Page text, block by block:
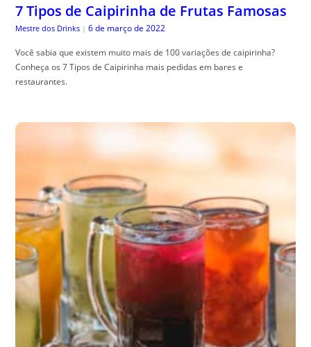
7 Tipos de Caipirinha de Frutas Famosas
Mestre dos Drinks | 6 de março de 2022
Você sabia que existem muito mais de 100 variações de caipirinha?
Conheça os 7 Tipos de Caipirinha mais pedidas em bares e
restaurantes.